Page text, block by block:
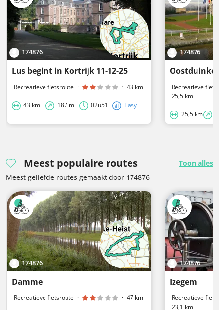
174876
Lus begint in Kortrijk 11-12-25
Recreatieve fietsroute · · 43 km
43 km 187 m 02u51 Easy
174876
Recreatieve
25,5 km
25,5 km
Meest populaire routes
Toon alles
Meest geliefde routes gemaakt door 174876
174876
Damme
Recreatieve fietsroute · · 47 km
174876
Izegem
Recreatieve
23,1 km